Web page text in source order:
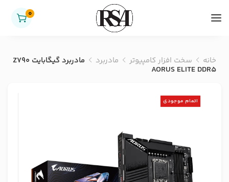
0
خانه سخت افزار کامپیوتر مادربرد مادربرد گیگابایت Z790
AORUS ELITE DDR5
اتمام موجودی